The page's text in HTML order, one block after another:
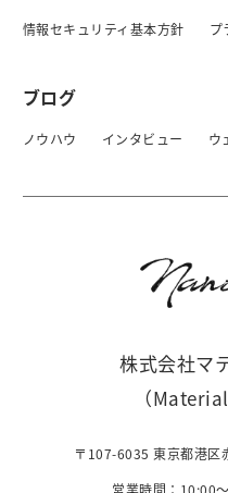
情報セキュリティ基本方針 プ
ブログ
ノウハウ インタビュー ウ
株式会社マ
（
〒107-6035 東京都港区
営業時間：10:00